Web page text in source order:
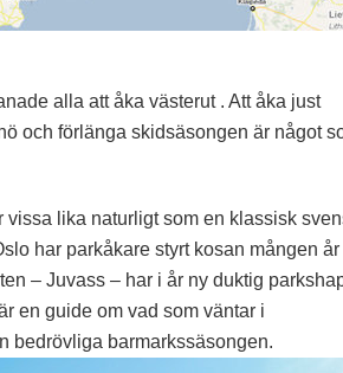
alla att åka västerut . Att åka just
och förlänga skidsäsongen är något
vissa lika naturligt som en klassisk
har parkåkare styrt kosan mången år
– Juvass – har i år ny duktig
en guide om vad som väntar i
bedrövliga barmarkssäsongen.